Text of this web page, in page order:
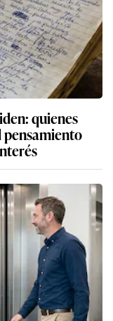
quienes
pensamiento